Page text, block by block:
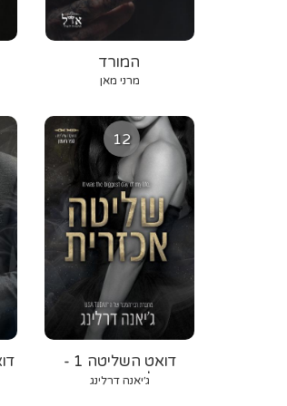
המורד
מרני מאן
12
דואט השליטה 1 -
שליטה אכזרית
ג׳יאנה דרלינג